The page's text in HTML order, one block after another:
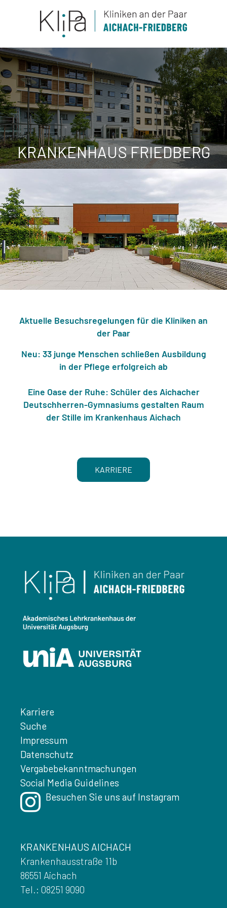
KRANKENHAUS FRIEDBERG
Aktuelle Besuchsregelungen für die Kliniken an
der Paar
Neu: 33 junge Menschen schließen Ausbildung
in der Pflege erfolgreich ab
Eine Oase der Ruhe: Schüler des Aichacher
Deutschherren-Gymnasiums gestalten Raum
der Stille im Krankenhaus Aichach
KARRIERE
Karriere
Suche
Impressum
Datenschutz
Vergabebekanntmachungen
Social Media Guidelines
Besuchen Sie uns auf Instagram
KRANKENHAUS AICHACH
Krankenhausstraße 11b
86551 Aichach
Tel.: 08251 9090